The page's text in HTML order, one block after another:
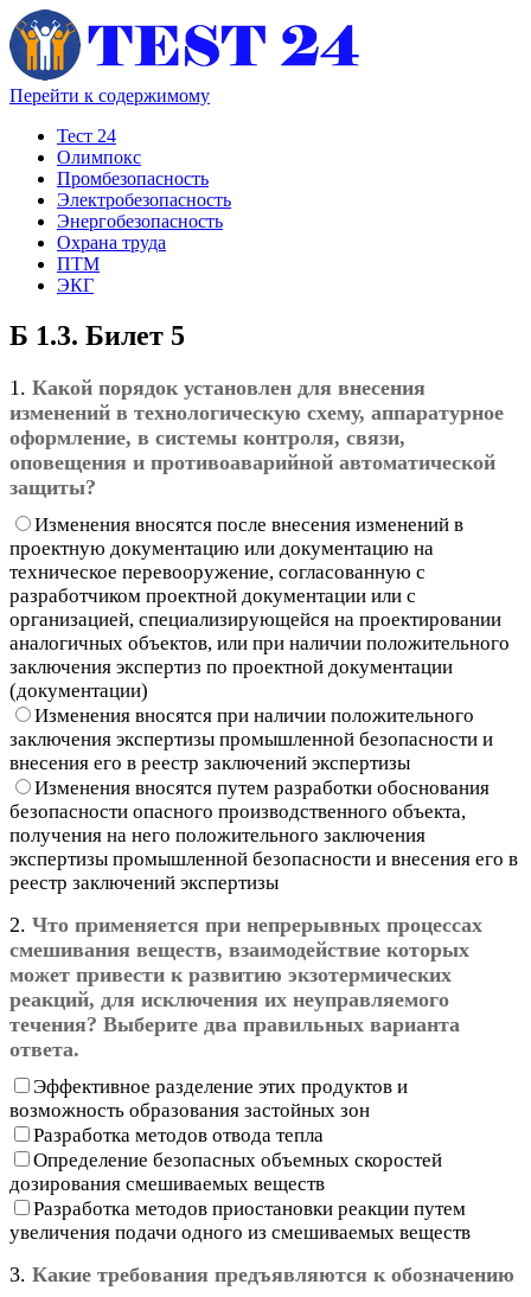
Перейти к содержимому
Тест 24
Олимпокс
Промбезопасность
Электробезопасность
Энергобезопасность
Охрана труда
ПТМ
ЭКГ
Б 1.3. Билет 5
1. Какой порядок установлен для внесения
изменений в технологическую схему, аппаратурное
оформление, в системы контроля, связи,
оповещения и противоаварийной автоматической
защиты?
Изменения вносятся после внесения изменений в
проектную документацию или документацию на
техническое перевооружение, согласованную с
разработчиком проектной документации или с
организацией, специализирующейся на проектировании
аналогичных объектов, или при наличии положительного
заключения экспертиз по проектной документации
(документации)
Изменения вносятся при наличии положительного
заключения экспертизы промышленной безопасности и
внесения его в реестр заключений экспертизы
Изменения вносятся путем разработки обоснования
безопасности опасного производственного объекта,
получения на него положительного заключения
экспертизы промышленной безопасности и внесения его в
реестр заключений экспертизы
2. Что применяется при непрерывных процессах
смешивания веществ, взаимодействие которых
может привести к развитию экзотермических
реакций, для исключения их неуправляемого
течения? Выберите два правильных варианта
ответа.
Эффективное разделение этих продуктов и
возможность образования застойных зон
Разработка методов отвода тепла
Определение безопасных объемных скоростей
дозирования смешиваемых веществ
Разработка методов приостановки реакции путем
увеличения подачи одного из смешиваемых веществ
3. Какие требования предъявляются к обозначению